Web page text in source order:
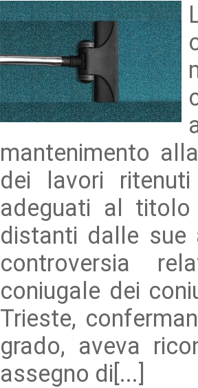
mantenimento
dei lavori
adeguati al
distanti dalle sue
controversia
coniugale dei
Trieste,
grado, aveva
assegno di[...]